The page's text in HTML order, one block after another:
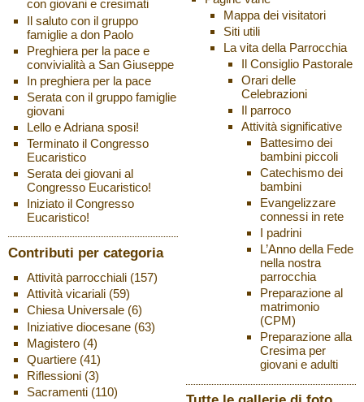
con giovani e cresimati
Il saluto con il gruppo
famiglie a don Paolo
Preghiera per la pace e
convivialità a San Giuseppe
In preghiera per la pace
Serata con il gruppo famiglie
giovani
Lello e Adriana sposi!
Terminato il Congresso
Eucaristico
Serata dei giovani al
Congresso Eucaristico!
Iniziato il Congresso
Eucaristico!
Contributi per categoria
Attività parrocchiali(157)
Attività vicariali(59)
Chiesa Universale(6)
Iniziative diocesane(63)
Magistero(4)
Quartiere(41)
Riflessioni(3)
Sacramenti(110)
Mappa dei visitatori
Siti utili
La vita della Parrocchia
Il Consiglio Pastorale
Orari delle
Celebrazioni
Il parroco
Attività significative
Battesimo dei
bambini piccoli
Catechismo dei
bambini
Evangelizzare
connessi in rete
I padrini
L’Anno della Fede
nella nostra
parrocchia
Preparazione al
matrimonio
(CPM)
Preparazione alla
Cresima per
giovani e adulti